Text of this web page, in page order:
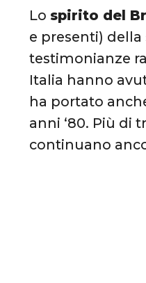
Lo spirito del
e presenti) della
testimonianze
Italia hanno
ha portato
anni ‘80. Più di
continuano